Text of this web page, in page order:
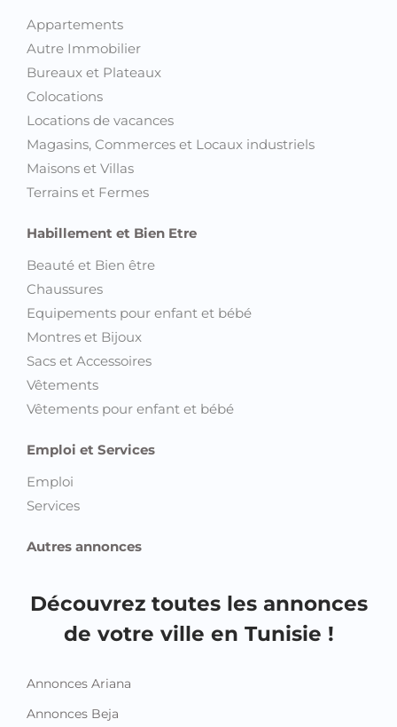
Appartements
Autre Immobilier
Bureaux et Plateaux
Colocations
Locations de vacances
Magasins, Commerces et Locaux industriels
Maisons et Villas
Terrains et Fermes
Habillement et Bien Etre
Beauté et Bien être
Chaussures
Equipements pour enfant et bébé
Montres et Bijoux
Sacs et Accessoires
Vêtements
Vêtements pour enfant et bébé
Emploi et Services
Emploi
Services
Autres annonces
Découvrez toutes les annonces
de votre ville en Tunisie !
Annonces Ariana
Annonces Beja